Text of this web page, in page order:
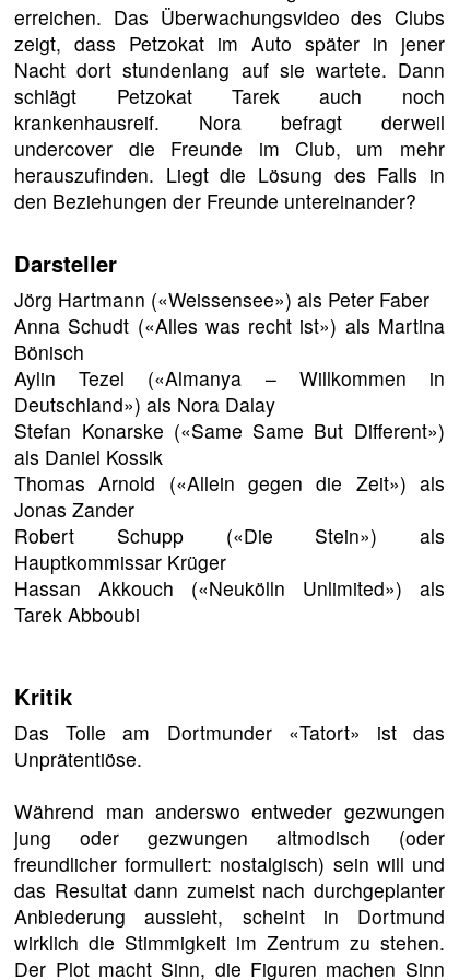
erreichen. Das Überwachungsvideo des Clubs
zeigt, dass Petzokat im Auto später in jener
Nacht dort stundenlang auf sie wartete. Dann
schlägt Petzokat Tarek auch noch
krankenhausreif. Nora befragt derweil
undercover die Freunde im Club, um mehr
herauszufinden. Liegt die Lösung des Falls in
den Beziehungen der Freunde untereinander?
Darsteller
Jörg Hartmann («Weissensee») als Peter Faber
Anna Schudt («Alles was recht ist») als Martina
Bönisch
Aylin Tezel («Almanya – Willkommen in
Deutschland») als Nora Dalay
Stefan Konarske («Same Same But Different»)
als Daniel Kossik
Thomas Arnold («Allein gegen die Zeit») als
Jonas Zander
Robert Schupp («Die Stein») als
Hauptkommissar Krüger
Hassan Akkouch («Neukölln Unlimited») als
Tarek Abboubi
Kritik
Das Tolle am Dortmunder «Tatort» ist das
Unprätentiöse.
Während man anderswo entweder gezwungen
jung oder gezwungen altmodisch (oder
freundlicher formuliert: nostalgisch) sein will und
das Resultat dann zumeist nach durchgeplanter
Anbiederung aussieht, scheint in Dortmund
wirklich die Stimmigkeit im Zentrum zu stehen.
Der Plot macht Sinn, die Figuren machen Sinn